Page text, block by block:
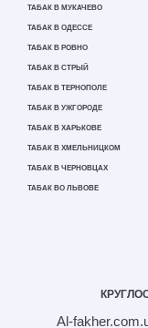
ТАБАК В МУКАЧЕВО
ТАБАК В ОДЕССЕ
ТАБАК В РОВНО
ТАБАК В СТРЫЙ
ТАБАК В ТЕРНОПОЛЕ
ТАБАК В УЖГОРОДЕ
ТАБАК В ХАРЬКОВЕ
ТАБАК В ХМЕЛЬНИЦКОМ
ТАБАК В ЧЕРНОВЦАХ
ТАБАК ВО ЛЬВОВЕ
Al-